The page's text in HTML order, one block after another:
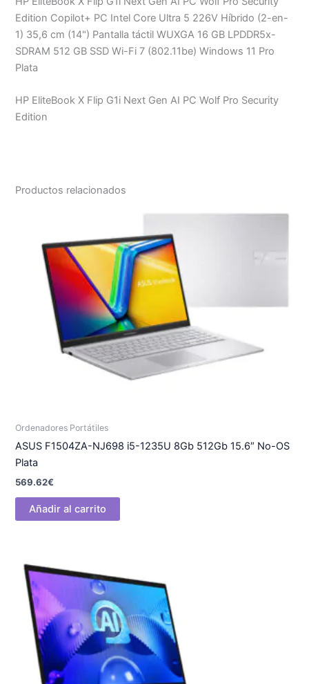
Edition Copilot+ PC Intel Core Ultra 5 226V Híbrido (2-en-
1) 35,6 cm (14") Pantalla táctil WUXGA 16 GB LPDDR5x-
SDRAM 512 GB SSD Wi-Fi 7 (802.11be) Windows 11 Pro
Plata
HP EliteBook X Flip G1i Next Gen AI PC Wolf Pro Security
Edition
Productos relacionados
Ordenadores Portátiles
ASUS F1504ZA-NJ698 i5-1235U 8Gb 512Gb 15.6″ No-OS
Plata
569.62€
Añadir al carrito